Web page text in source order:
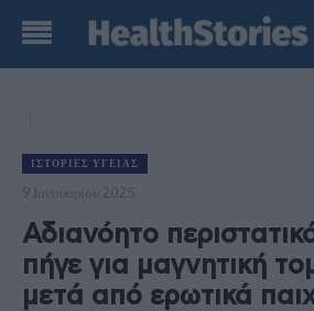
ΙΣΤΟΡΊΕΣ ΥΓΕΊΑΣ
9 Ιανουαρίου 2025
Αδιανόητο
πήγε για μαγνητική
μετά από ερωτικά